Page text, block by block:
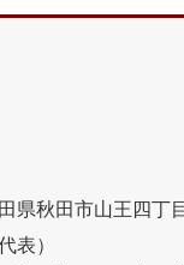
県秋田市山王四丁
表）